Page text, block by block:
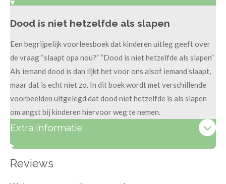
Dood is niet hetzelfde als slapen
Een begrijpelijk voorleesboek dat kinderen uitleg geeft over
de vraag “slaapt opa nou?” “Dood is niet hetzelfde als slapen”
Als iemand dood is dan lijkt het voor ons alsof iemand slaapt,
maar dat is echt niet zo. In dit boek wordt met verschillende
voorbeelden uitgelegd dat dood niet hetzelfde is als slapen
om angst bij kinderen hiervoor weg te nemen.
Extra informatie
Reviews